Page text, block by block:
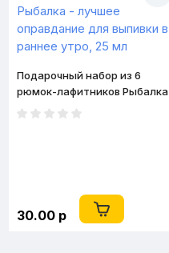
Подарочный набор из 6
рюмок-лафитников Рыбалка
- лучшее оправдание для
30.00 р